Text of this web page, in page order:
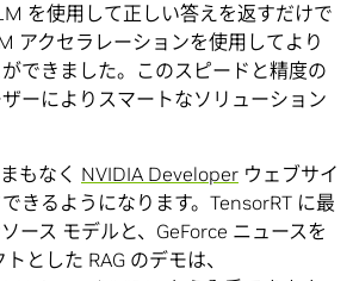
を使用して正しい答えを返すだけで
アクセラレーションを使用してより
できました。このスピードと精度の
ーによりスマートなソリューション
もなく NVIDIA Developer ウェブサイ
きるようになります。TensorRT に最
ース モデルと、GeForce ニュースを
とした RAG のデモは、